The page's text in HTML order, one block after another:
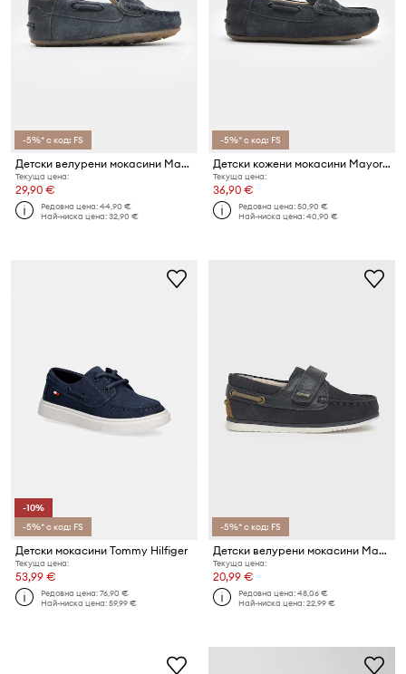
-5%* с код: FS
Детски велурени мокасини Mayoral
Текуща цена:
29,90 €
Редовна цена:44,90 €
Най-ниска цена:32,90 €
-5%* с код: FS
Детски кожени мокасини Mayoral
Текуща цена:
36,90 €
Редовна цена:50,90 €
Най-ниска цена:40,90 €
-10%
-5%* с код: FS
Детски мокасини Tommy Hilfiger
Текуща цена:
53,99 €
Редовна цена:76,90 €
Най-ниска цена:59,99 €
-5%* с код: FS
Детски велурени мокасини Mayoral
Текуща цена:
20,99 €
Редовна цена:48,06 €
Най-ниска цена:22,99 €